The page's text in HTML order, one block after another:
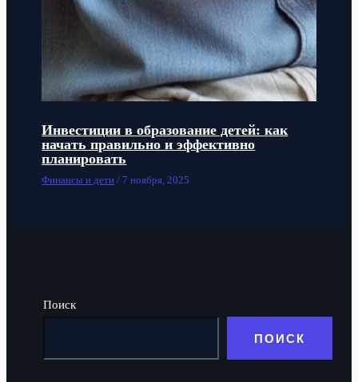
Инвестиции в образование детей: как
начать правильно и эффективно
планировать
Финансы и дети /7 ноября, 2025
Поиск
ПОИСК